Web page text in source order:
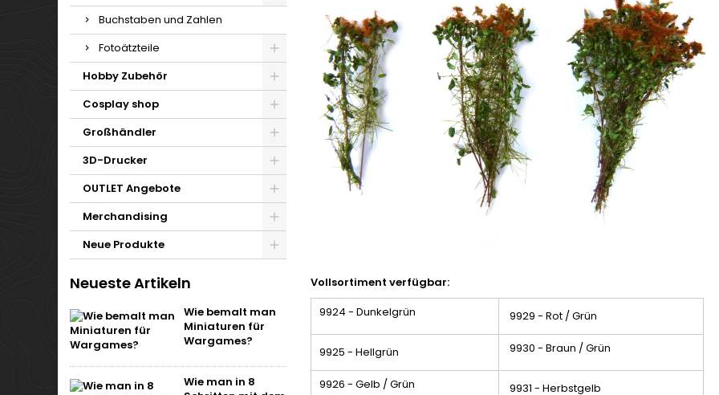
Buchstaben und Zahlen
Fotoätzteile
Hobby Zubehör
Cosplay shop
Großhändler
3D-Drucker
OUTLET Angebote
Merchandising
Neue Produkte
Neueste Artikeln
Wie bemalt man
Miniaturen für
Wargames?
Wie man in 8
Vollsortiment verfügbar:
9924 - Dunkelgrün
9929 - Rot / Grün
9925 - Hellgrün 9930 - Braun / Grün
9926 - Gelb / Grün 9931 - Herbstgelb